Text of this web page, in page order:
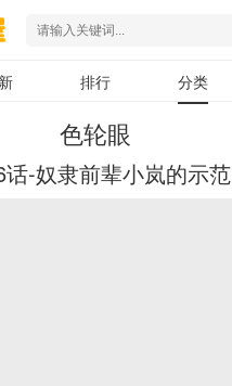
排行 分类
色轮眼
话-奴隶前辈小岚的示范